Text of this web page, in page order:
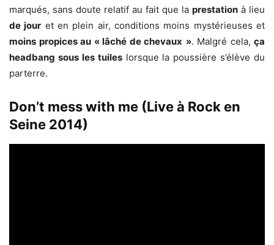
marqués, sans doute relatif au fait que la prestation à lieu
de jour et en plein air, conditions moins mystérieuses et
moins propices au « lâché de chevaux ». Malgré cela, ça
headbang sous les tuileslorsque la poussière s’élève du
parterre.
Don’t mess with me (Live à Rock en
Seine 2014)